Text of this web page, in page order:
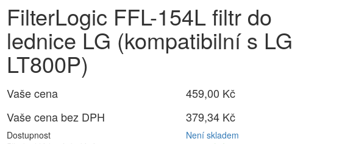
FilterLogic FFL-154L filtr do
lednice LG (kompatibilní s LG
LT800P)
Vaše cena
459,00 Kč
Vaše cena bez DPH
379,34 Kč
Dostupnost
Není skladem